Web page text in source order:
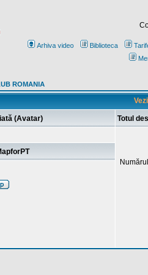
Arhiva video Biblioteca
ROMANIA
(Avatar) Totul